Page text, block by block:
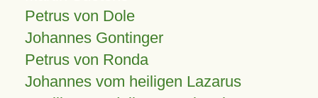
Petrus von Dole
Johannes Gontinger
Petrus von Ronda
Johannes vom heiligen Lazarus